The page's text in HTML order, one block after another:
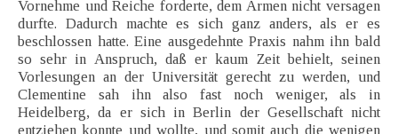
Vornehme und Reiche forderte, dem Armen nicht versagen
durfte. Dadurch machte es sich ganz anders, als er es
beschlossen hatte. Eine ausgedehnte Praxis nahm ihn bald
so sehr in Anspruch, daß er kaum Zeit behielt, seinen
Vorlesungen an der Universität gerecht zu werden, und
Clementine sah ihn also fast noch weniger, als in
Heidelberg, da er sich in Berlin der Gesellschaft nicht
entziehen konnte und wollte, und somit auch die wenigen